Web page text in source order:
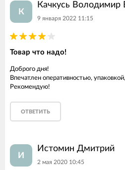
К
Качкусь Володимир
9 января 2022 11:15
Товар что надо!
Доброго дня!
Впечатлен оперативностью,
Рекомендую!
ОТВЕТИТЬ
И
Истомин Дмитрий
2 мая 2020 10:45